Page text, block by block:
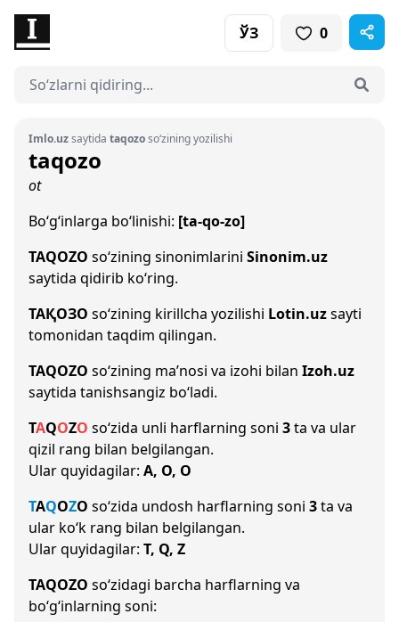
ЎЗ 0
Imlo.uzsaytida taqozoso‘zining yozilishi
taqozo
ot
Bo‘g‘inlarga bo‘linishi: [ta-qo-zo]
TAQOZO so‘zining sinonimlarini Sinonim.uz
saytida qidirib ko‘ring.
ТАҚОЗО so‘zining kirillcha yozilishi Lotin.uzsayti
tomonidan taqdim qilingan.
TAQOZO so‘zining ma’nosi va izohi bilan Izoh.uz
saytida tanishsangiz bo‘ladi.
TAQOZO so‘zida unli harflarning soni 3ta va ular
qizil rang bilan belgilangan.
Ular quyidagilar: A, O, O
TAQOZO so‘zida undosh harflarning soni 3ta va
ular ko‘k rang bilan belgilangan.
Ular quyidagilar: T, Q, Z
TAQOZO so‘zidagi barcha harflarning va
bo‘g‘inlarning soni: